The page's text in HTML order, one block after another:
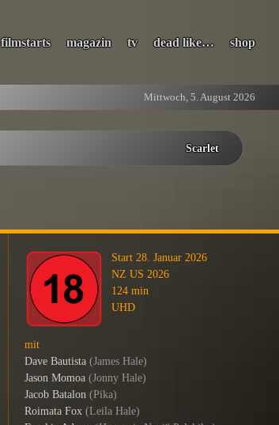
filmstarts magazin tv dead like… shop
Mittwoch, 5. August 2026
Scarlet
Start 28. Januar 2026
NZ US 2026
124 min
UHD
mit
Dave Bautista(James Hale)
Jason Momoa(Jonny Hale)
Jacob Batalon(Pika)
Roimata Fox(Leila Hale)